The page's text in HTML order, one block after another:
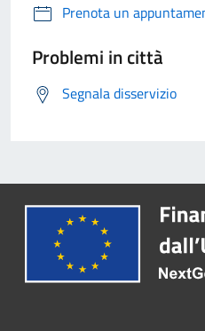
Prenota un
Problemi in città
Segnala disservizio